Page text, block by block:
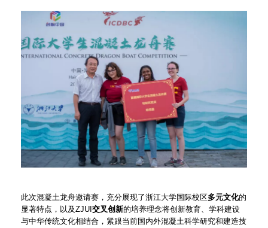
此次混凝土龙舟邀请赛，充分展现了浙江大学国际校区多元文化的
显著特点，以及ZJUI 交叉创新的培养理念将创新教育、学科建设
与中华传统文化相结合，紧跟当前国内外混凝土科学研究和建造技